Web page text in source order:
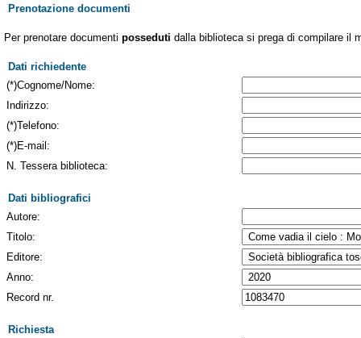
Prenotazione documenti
Per prenotare documenti posseduti dalla biblioteca si prega di compilare il
Dati richiedente
(*)Cognome/Nome:
Indirizzo:
(*)Telefono:
(*)E-mail:
N. Tessera biblioteca:
Dati bibliografici
Autore:
Titolo:
Editore:
Anno:
Record nr.
Richiesta